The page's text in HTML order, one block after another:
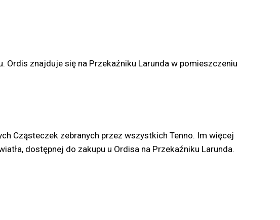
Ordis znajduje się na Przekaźniku Larunda w pomieszczeniu
Cząsteczek zebranych przez wszystkich Tenno. Im więcej
dostępnej do zakupu u Ordisa na Przekaźniku Larunda.